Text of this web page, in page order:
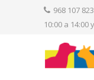
968 107 823
10:00 a 14:00